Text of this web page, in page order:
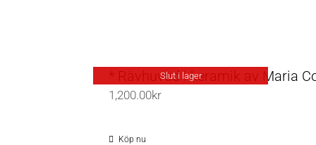
flera
Slut i lager
* Rävhuvud i keramik av Maria
1,200.00kr
Köp nu